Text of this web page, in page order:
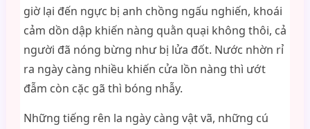
giờ lại đến ngực bị anh chồng ngấu nghiến, khoái
cảm dồn dập khiến nàng quằn quại không thôi, cả
người đã nóng bừng như bị lửa đốt. Nước nhờn rỉ
ra ngày càng nhiều khiến cửa lồn nàng thì ướt
đẫm còn cặc gã thì bóng nhẫy.
Những tiếng rên la ngày càng vật vã, những cú